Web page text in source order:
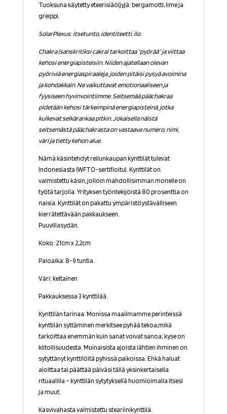
Tuoksuna käytetty eteerisiäöljyjä: bergamotti, lime ja
greippi.
SolarPlexus: itsetunto, identiteetti, ilo.
Chakra (sanskritiksi cakra) tarkoittaa ”pyörää” ja viittaa
kehosi energiapisteisiin. Niiden ajatellaan olevan
pyöriviä energiaspiraaleja, joiden pitäisi pysyä avoimina
ja kohdakkain. Ne vaikuttavat emotionaaliseen ja
fyysiseen hyvinvointiimme. Seitsemää päächakraa
pidetään kehosi tärkeimpinä energiapisteinä, jotka
kulkevat selkärankaa pitkin. Jokaisella näistä
seitsemästä päächakrasta on vastaava numero, nimi,
väri ja tietty kehon alue.
Nämä käsintehdyt reilunkaupan kynttilät tulevat
Indonesiasta (WFTO-sertifioitu). Kynttilät on
valmistettu käsin, jolloin mahdollisimman monelle on
työtä tarjolla. Yrityksen työntekijöistä 80 prosenttia on
naisia. Kynttilät on pakattu ympäristöystävälliseen
kierrätettävään pakkaukseen.
Puuvillasydän.
Koko: 21cm x 2,2cm
Paloaika: 8-9 tuntia.
Väri: keltainen
Pakkauksessa 3 kynttilää.
Kynttilän tarinaa: Monissa maailmamme perinteissä
kynttilän syttäminen merkitsee pyhää tekoa,mikä
tarkoittaa enemmän kuin sanat voivat sanoa; kyse on
kiitollisuudesta. Muinaisista ajoista lähtien ihminen on
sytyttänyt kynttilöitä pyhissä paikoissa. Ehkä haluat
aloittaa tai päättää päiväsi tällä yksinkertaisella
rituaalilla – kynttilän sytytyksellä huomioimalla itsesi
ja muut.
Kasvivahasta valmistettu steariinikynttilä.